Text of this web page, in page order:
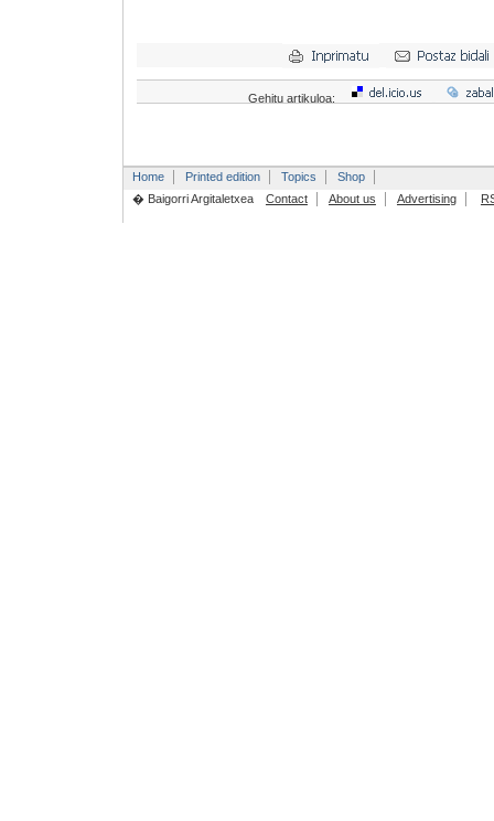
Gehitu artikuloa:
Home Printed edition Topics
Shop
� Baigorri Argitaletxea
Contact About us Advertising